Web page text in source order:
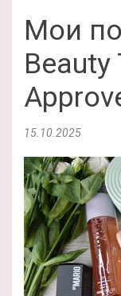
Мои
Beauty
15.10.2025